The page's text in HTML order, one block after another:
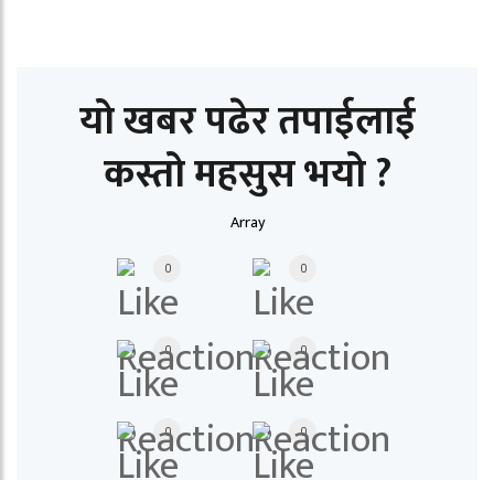
यो खबर पढेर तपाईलाई
कस्तो महसुस भयो ?
Array
0 0
0 0
0 0